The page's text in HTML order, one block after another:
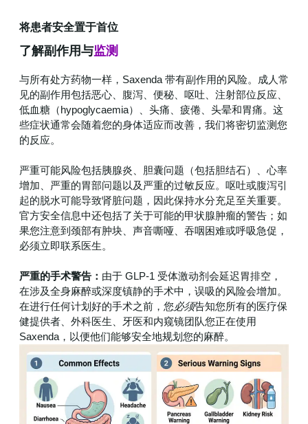
将患者安全置于首位
了解副作用与监测
与所有处方药物一样，Saxenda 带有副作用的风险。成人常
见的副作用包括恶心、腹泻、便秘、呕吐、注射部位反应、
低血糖（hypoglycaemia）、头痛、疲倦、头晕和胃痛。这
些症状通常会随着您的身体适应而改善，我们将密切监测您
的反应。
严重可能风险包括胰腺炎、胆囊问题（包括胆结石）、心率
增加、严重的胃部问题以及严重的过敏反应。呕吐或腹泻引
起的脱水可能导致肾脏问题，因此保持水分充足至关重要。
官方安全信息中还包括了关于可能的甲状腺肿瘤的警告；如
果您注意到颈部有肿块、声音嘶哑、吞咽困难或呼吸急促，
必须立即联系医生。
严重的手术警告： 由于 GLP-1 受体激动剂会延迟胃排空，
在涉及全身麻醉或深度镇静的手术中，误吸的风险会增加。
在进行任何计划好的手术之前，您必须告知您所有的医疗保
健提供者、外科医生、牙医和内窥镜团队您正在使用
Saxenda，以便他们能够安全地规划您的麻醉。